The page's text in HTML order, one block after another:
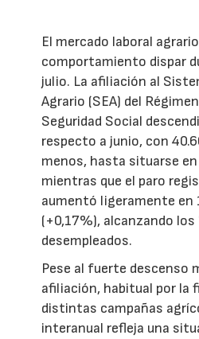
El mercado laboral
comportamiento dispar
julio. La afiliación al
Agrario (SEA) del
Seguridad Social
respecto a junio, con
menos, hasta situarse
mientras que el paro
aumentó ligeramente en
(+0,17%), alcanzando los
desempleados.
Pese al fuerte descenso
afiliación, habitual por la
distintas campañas
interanual refleja una